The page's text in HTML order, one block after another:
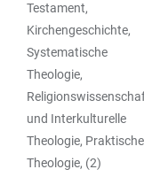
Testament,
Kirchengeschichte,
Systematische
Theologie,
und Interkulturelle
Theologie, Praktische
Theologie, (2)